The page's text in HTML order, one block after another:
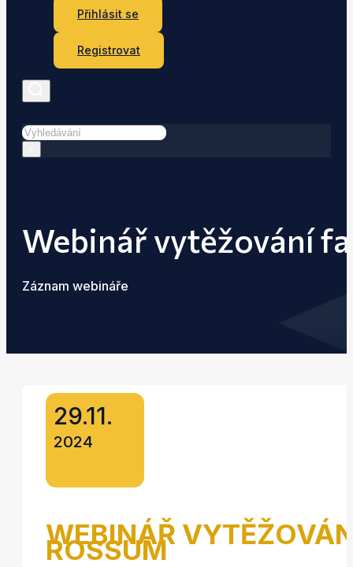
Přihlásit se
Registrovat
Hledat
Webinář vytěžování
Záznam webináře
29.11.
2024
WEBINÁŘ
ROSSUM